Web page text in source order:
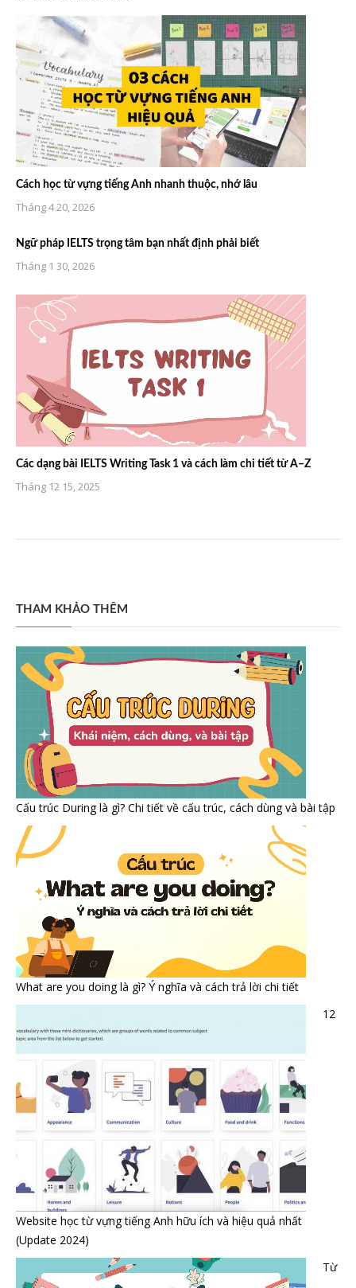
Cách học từ vựng tiếng Anh nhanh thuộc, nhớ lâu
Tháng 4 20, 2026
Ngữ pháp IELTS trọng tâm bạn nhất định phải biết
Tháng 1 30, 2026
Các dạng bài IELTS Writing Task 1 và cách làm chi tiết từ A–Z
Tháng 12 15, 2025
THAM KHẢO THÊM
Cấu trúc During là gì? Chi tiết về cấu trúc, cách dùng và bài tập
What are you doing là gì? Ý nghĩa và cách trả lời chi tiết
12
Website học từ vựng tiếng Anh hữu ích và hiệu quả nhất
(Update 2024)
Từ